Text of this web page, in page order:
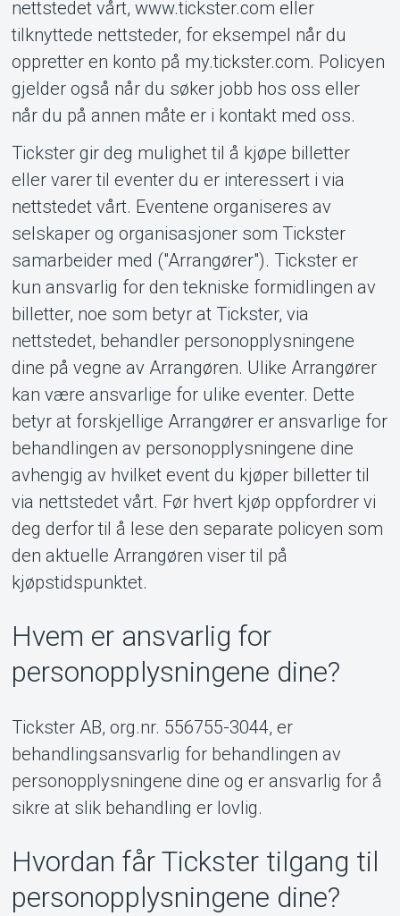
MyTickster
Support
nettstedet vårt, www.tickster.com eller
tilknyttede nettsteder, for eksempel når du
oppretter en konto på my.tickster.com. Policyen
gjelder også når du søker jobb hos oss eller
når du på annen måte er i kontakt med oss.
Tickster gir deg mulighet til å kjøpe billetter
eller varer til eventer du er interessert i via
nettstedet vårt. Eventene organiseres av
selskaper og organisasjoner som Tickster
samarbeider med ("Arrangører"). Tickster er
kun ansvarlig for den tekniske formidlingen av
billetter, noe som betyr at Tickster, via
nettstedet, behandler personopplysningene
dine på vegne av Arrangøren. Ulike Arrangører
kan være ansvarlige for ulike eventer. Dette
betyr at forskjellige Arrangører er ansvarlige for
behandlingen av personopplysningene dine
avhengig av hvilket event du kjøper billetter til
via nettstedet vårt. Før hvert kjøp oppfordrer vi
deg derfor til å lese den separate policyen som
den aktuelle Arrangøren viser til på
kjøpstidspunktet.
Hvem er ansvarlig for
personopplysningene dine?
Tickster AB, org.nr. 556755-3044, er
behandlingsansvarlig for behandlingen av
personopplysningene dine og er ansvarlig for å
sikre at slik behandling er lovlig.
Hvordan får Tickster tilgang til
personopplysningene dine?